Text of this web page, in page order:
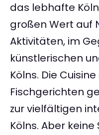
das lebhafte
großen Wert auf
Aktivitäten, im
künstlerischen
Kölns. Die
Fischgerichten
zur vielfältigen
Kölns. Aber